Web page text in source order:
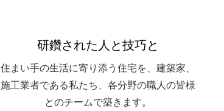
研鑽された人と技巧と
住まい手の生活に寄り添う住宅を、建築家、
施工業者である私たち、各分野の職人の皆様
とのチームで築きます。